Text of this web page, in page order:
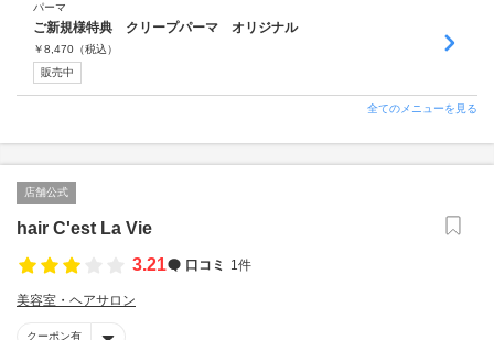
パーマ
ご新規様特典 クリープパーマ オリジナル
￥8,470 （税込）
販売中
全てのメニューを見る
店舗公式
hair C'est La Vie
3.21
口コミ 1件
美容室・ヘアサロン
クーポン有